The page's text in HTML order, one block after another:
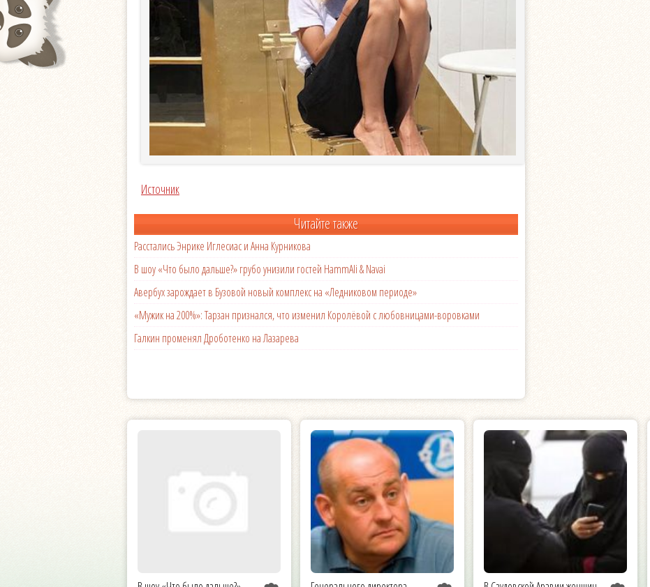
Источник
Читайте также
Расстались Энрике Иглесиас и Анна Курникова
В шоу «Что было дальше?» грубо унизили гостей HammAli & Navai
Авербух зарождает в Бузовой новый комплекс на «Ледниковом периоде»
«Мужик на 200%»: Тарзан признался, что изменил Королёвой с любовницами-воровками
Галкин променял Дроботенко на Лазарева